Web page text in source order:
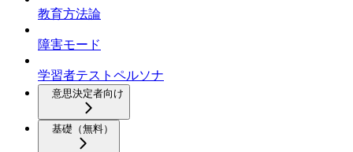
教育方法論
障害モード
学習者テストペルソナ
意思決定者向け
基礎（無料）